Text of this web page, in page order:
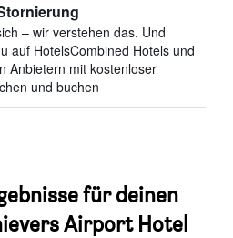
– wir verstehen das. Und
auf HotelsCombined Hotels und
Anbietern mit kostenloser
und buchen
für deinen
Airport Hotel